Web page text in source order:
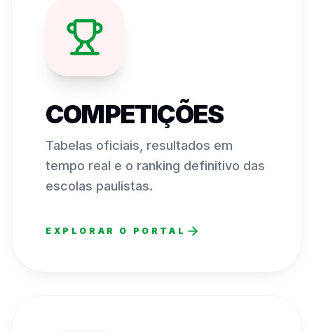
COMPETIÇÕES
Tabelas oficiais, resultados em
tempo real e o ranking definitivo das
escolas paulistas.
EXPLORAR O PORTAL